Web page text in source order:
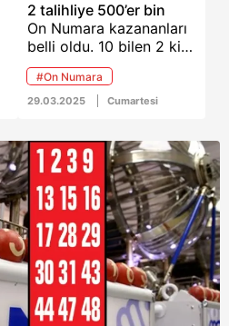
2 talihliye 500’er bin
On Numara kazananları
belli oldu. 10 bilen 2 kişi,
499 bin 919'ar lira
kazandı.
#On Numara
29.03.2025 Cumartesi